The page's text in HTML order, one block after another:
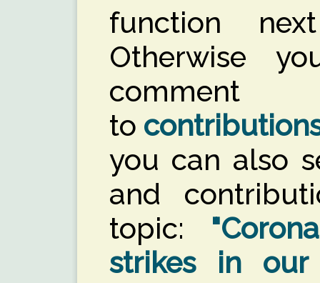
function
Otherwise
comment
to
you can also
and
topic:
strikes in